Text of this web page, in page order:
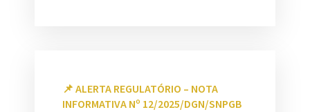
📌 ALERTA REGULATÓRIO – NOTA
INFORMATIVA Nº 12/2025/DGN/SNPGB